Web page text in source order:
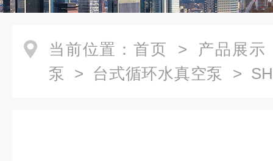
当前位置： 首页 > 产品展示
泵 > 台式循环水真空泵 >